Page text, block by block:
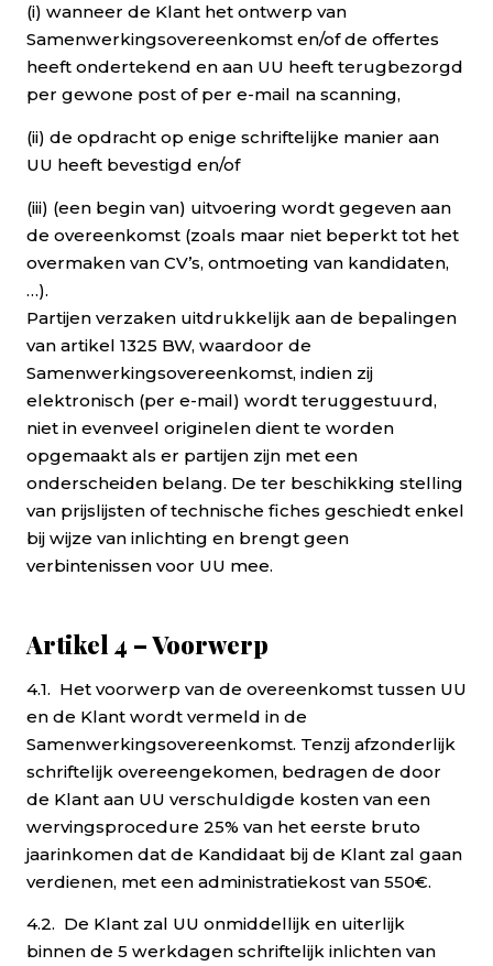
(i) wanneer de Klant het ontwerp van
Samenwerkingsovereenkomst en/of de offertes
heeft ondertekend en aan UU heeft terugbezorgd
per gewone post of per e-mail na scanning,
(ii) de opdracht op enige schriftelijke manier aan
UU heeft bevestigd en/of
(iii) (een begin van) uitvoering wordt gegeven aan
de overeenkomst (zoals maar niet beperkt tot het
overmaken van CV’s, ontmoeting van kandidaten,
…).
Partijen verzaken uitdrukkelijk aan de bepalingen
van artikel 1325 BW, waardoor de
Samenwerkingsovereenkomst, indien zij
elektronisch (per e-mail) wordt teruggestuurd,
niet in evenveel originelen dient te worden
opgemaakt als er partijen zijn met een
onderscheiden belang. De ter beschikking stelling
van prijslijsten of technische fiches geschiedt enkel
bij wijze van inlichting en brengt geen
verbintenissen voor UU mee.
Artikel 4 – Voorwerp
4.1. Het voorwerp van de overeenkomst tussen UU
en de Klant wordt vermeld in de
Samenwerkingsovereenkomst. Tenzij afzonderlijk
schriftelijk overeengekomen, bedragen de door
de Klant aan UU verschuldigde kosten van een
wervingsprocedure 25% van het eerste bruto
jaarinkomen dat de Kandidaat bij de Klant zal gaan
verdienen, met een administratiekost van 550€.
4.2. De Klant zal UU onmiddellijk en uiterlijk
binnen de 5 werkdagen schriftelijk inlichten van